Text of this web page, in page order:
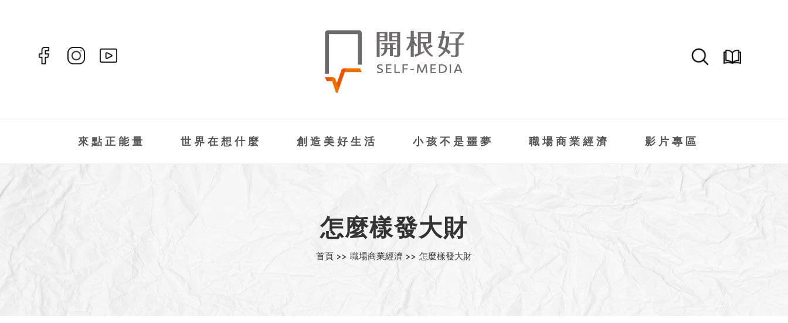
來點正能量 世界在想什麼 創造美好生活 小孩不是噩夢 職場商業經濟 影片專區
怎麼樣發大財
首頁 >> 職場商業經濟 >> 怎麼樣發大財